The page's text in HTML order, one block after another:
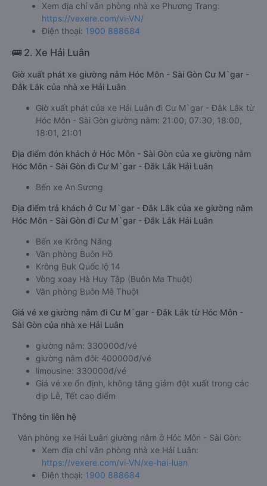
Xem địa chỉ văn phòng nhà xe Phương Trang:
https://vexere.com/vi-VN/
Điện thoại: 1900 888684
🚌 2. Xe Hải Luân
Giờ xuất phát xe giường nằm Hóc Môn - Sài Gòn Cư M`gar -
Đắk Lắk của nhà xe Hải Luân
Giờ xuất phát của xe Hải Luân đi Cư M`gar - Đắk Lắk từ
Hóc Môn - Sài Gòn giường nằm: 21:00, 07:30, 18:00,
18:01, 21:01
Địa điểm đón khách ở Hóc Môn - Sài Gòn của xe giường nằm
Hóc Môn - Sài Gòn đi Cư M`gar - Đắk Lắk Hải Luân
Bến xe An Sương
Địa điểm trả khách ở Cư M`gar - Đắk Lắk của xe giường nằm
Hóc Môn - Sài Gòn đi Cư M`gar - Đắk Lắk Hải Luân
Bến xe Krông Năng
Văn phòng Buôn Hồ
Krông Buk Quốc lộ 14
Vòng xoay Hà Huy Tập (Buôn Ma Thuột)
Văn phòng Buôn Mê Thuột
Giá vé xe giường nằm đi Cư M`gar - Đắk Lắk từ Hóc Môn -
Sài Gòn của nhà xe Hải Luân
giường nằm: 330000đ/vé
giường nằm đôi: 400000đ/vé
limousine: 330000đ/vé
Giá vé xe ổn định, không tăng giảm đột xuất trong các
dịp Lễ, Tết cao điểm
Thông tin liên hệ
Văn phòng xe Hải Luân giường nằm ở Hóc Môn - Sài Gòn:
Xem địa chỉ văn phòng nhà xe Hải Luân:
https://vexere.com/vi-VN/xe-hai-luan
Điện thoại: 1900 888684